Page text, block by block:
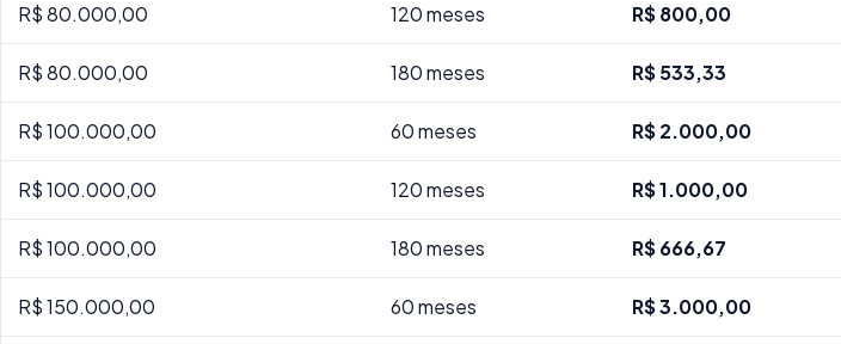
R$ 80.000,00 120 meses R$ 800,00
R$ 80.000,00 180 meses R$ 533,33
R$ 100.000,00 60 meses R$ 2.000,00
R$ 100.000,00 120 meses R$ 1.000,00
R$ 100.000,00 180 meses R$ 666,67
R$ 150.000,00 60 meses R$ 3.000,00